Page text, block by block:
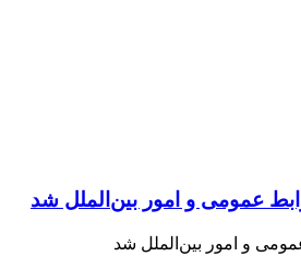
عمومی و امور بین‌الملل شد